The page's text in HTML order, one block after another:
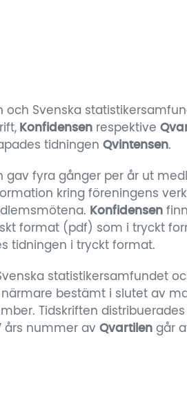
och Svenska
Konfidensenrespektive
tidningen Qvintensen.
gav fyra gånger per år ut
kring föreningens
Konfidensen
format (pdf) som i tryckt
tidningen i tryckt format.
statistikersamfundet
bestämt i slutet av
Tidskriften distribuerades
års nummer av Qvartilengår